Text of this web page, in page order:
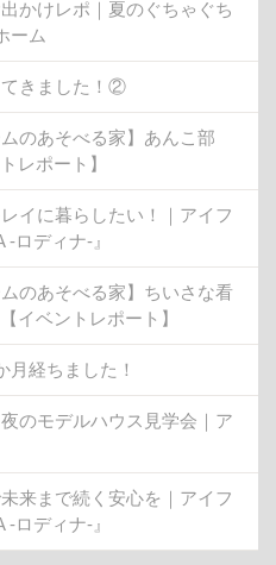
かけレポ｜夏のぐちゃぐち
ーム
きました！②
ムのあそべる家】あんこ部
レポート】
イに暮らしたい！｜アイフ
ロディナ-』
ムのあそべる家】ちいさな看
イベントレポート】
月経ちました！
夜のモデルハウス見学会｜ア
来まで続く安心を｜アイフ
ロディナ-』